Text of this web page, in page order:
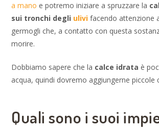
a mano e potremo iniziare a spruzzare la
sui tronchi degli ulivi facendo attenzione
germogli che, a contatto con questa
morire.
Dobbiamo sapere che la calce idrata è
acqua, quindi dovremo aggiungerne piccole
Quali sono i suoi